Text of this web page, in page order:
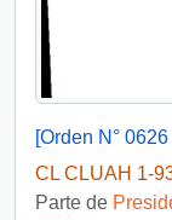
CL CLUAH 1-
Parte de